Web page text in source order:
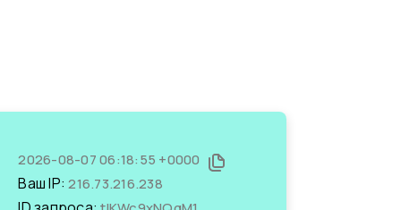
2026-08-07 06:18:55 +0000
Ваш IP:216.73.216.238